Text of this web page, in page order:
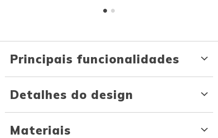
Principais funcionalidades
Detalhes do design
Materiais